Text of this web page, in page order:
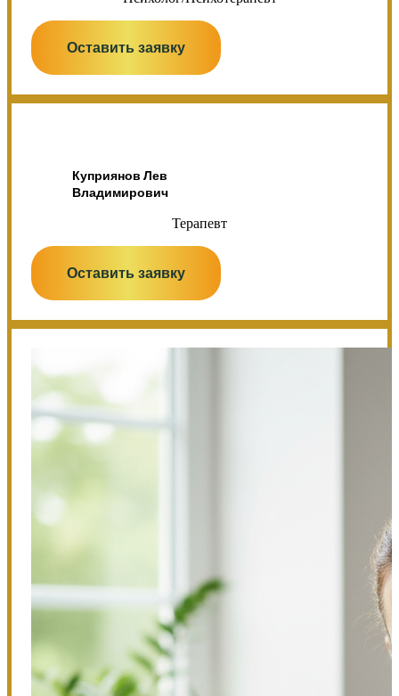
Оставить заявку
Куприянов Лев
Владимирович
Терапевт
Оставить заявку